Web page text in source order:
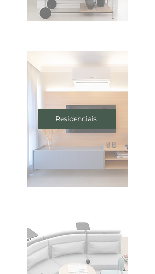
Residenciais